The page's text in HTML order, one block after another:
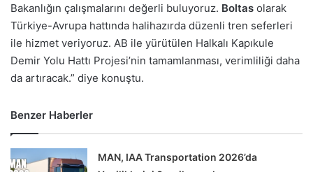
Bakanlığın çalışmalarını değerli buluyoruz. Boltas olarak
Türkiye-Avrupa hattında halihazırda düzenli tren seferleri
ile hizmet veriyoruz. AB ile yürütülen Halkalı Kapıkule
Demir Yolu Hattı Projesi’nin tamamlanması, verimliliği daha
da artıracak.” diye konuştu.
Benzer Haberler
MAN, IAA Transportation 2026’da